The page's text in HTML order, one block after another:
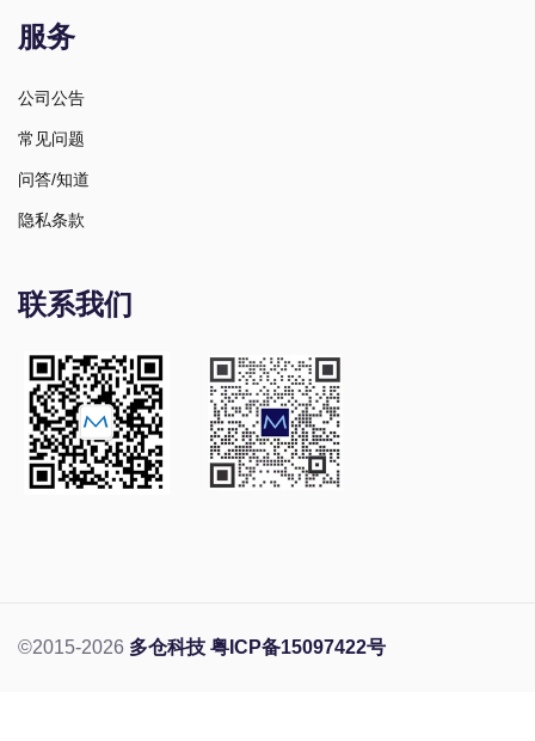
服务
公司公告
常见问题
问答/知道
隐私条款
联系我们
©2015-2026 多仓科技 粤ICP备15097422号